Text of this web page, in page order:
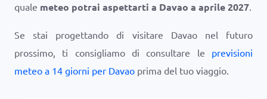
quale meteo potrai aspettarti a Davao a aprile 2027.
Se stai progettando di visitare Davao nel futuro
prossimo, ti consigliamo di consultare le previsioni
meteo a 14 giorni per Davao prima del tuo viaggio.